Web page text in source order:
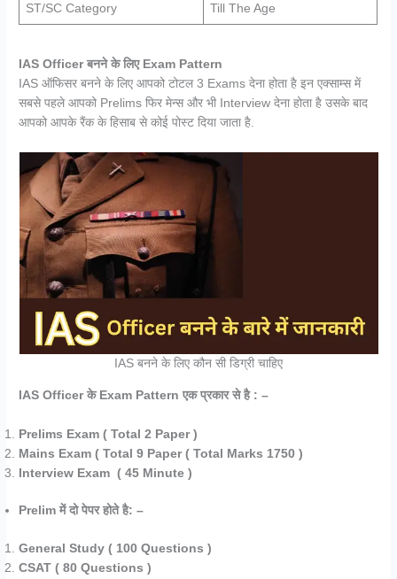
ST/SC Category Till The Age
IAS Officer बनने के लिए Exam Pattern
IAS ऑफिसर बनने के लिए आपको टोटल 3 Exams देना होता है इन एक्साम्स में
सबसे पहले आपको Prelims फिर मेन्स और भी Interview देना होता है उसके बाद
आपको आपके रैंक के हिसाब से कोई पोस्ट दिया जाता है.
IAS बनने के लिए कौन सी डिग्री चाहिए
IAS Officer के Exam Pattern एक प्रकार से है : –
Prelims Exam ( Total 2 Paper )
Mains Exam ( Total 9 Paper ( Total Marks 1750 )
Interview Exam ( 45 Minute )
Prelim में दो पेपर होते है: –
General Study ( 100 Questions )
CSAT ( 80 Questions )